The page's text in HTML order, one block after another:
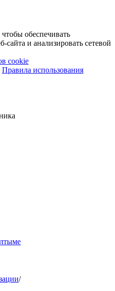
обеспечивать
и анализировать сетевой
cookie
Правила использования
/